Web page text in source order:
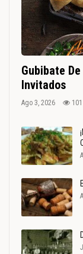
Gubibate
Invitados
Ago 3, 2026 101